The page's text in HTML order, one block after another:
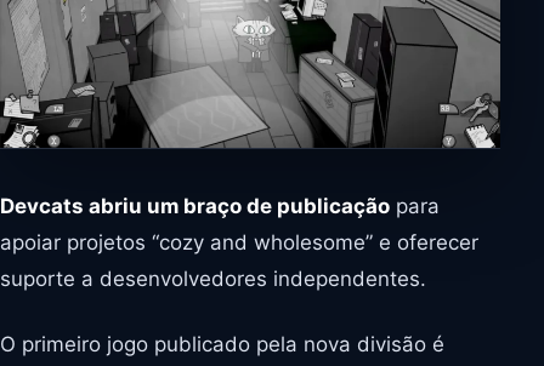
Devcats abriu um braço de publicação para
apoiar projetos “cozy and wholesome” e oferecer
suporte a desenvolvedores independentes.
O primeiro jogo publicado pela nova divisão é